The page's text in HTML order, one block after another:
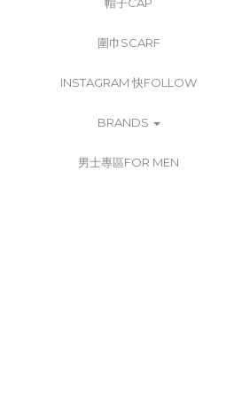
圍巾SCARF
INSTAGRAM 快FOLLOW
BRANDS
男士專區FOR MEN